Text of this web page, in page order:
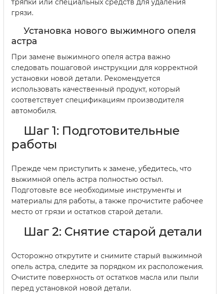
тряпки или специальных средств для удаления
грязи.
Установка нового выжимного опеля
астра
При замене выжимного опеля астра важно
следовать пошаговой инструкции для корректной
установки новой детали. Рекомендуется
использовать качественный продукт, который
соответствует спецификациям производителя
автомобиля.
Шаг 1: Подготовительные
работы
Прежде чем приступить к замене, убедитесь, что
выжимной опель астра полностью остыл.
Подготовьте все необходимые инструменты и
материалы для работы, а также прочистите рабочее
место от грязи и остатков старой детали.
Шаг 2: Снятие старой детали
Осторожно открутите и снимите старый выжимной
опель астра, следите за порядком их расположения.
Очистите поверхность от остатков масла или пыли
перед установкой новой детали.